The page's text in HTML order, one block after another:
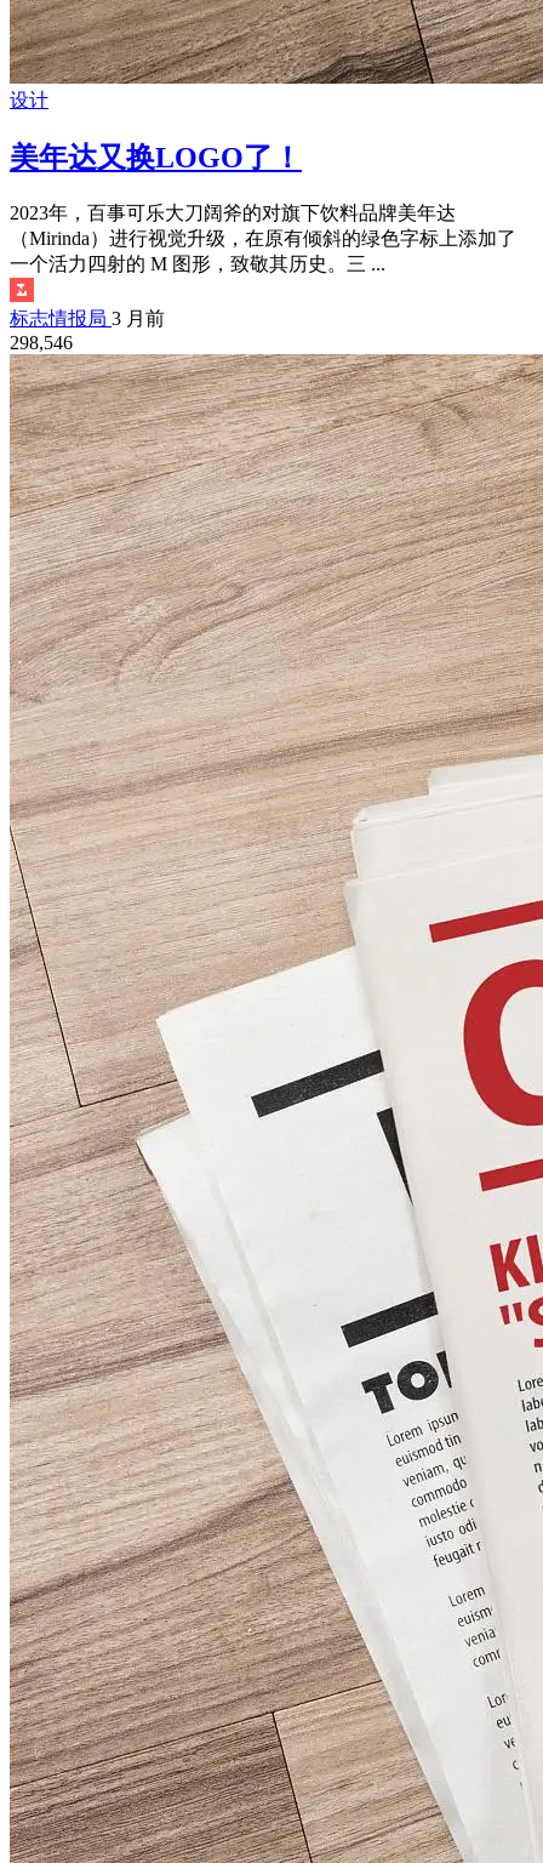
设计
美年达又换LOGO了！
2023年，百事可乐大刀阔斧的对旗下饮料品牌美年达
（Mirinda）进行视觉升级，在原有倾斜的绿色字标上添加了
一个活力四射的 M 图形，致敬其历史。三 ...
标志情报局 3 月前
298,546